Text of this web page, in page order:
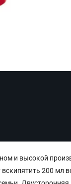
и высокой
200 мл